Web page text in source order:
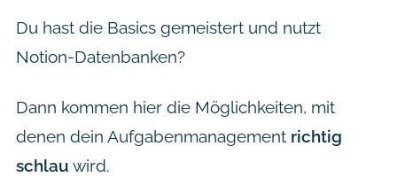
Du hast die Basics gemeistert und nutzt
Notion-Datenbanken?
Dann kommen hier die Möglichkeiten, mit
denen dein Aufgabenmanagement richtig
schlau wird.